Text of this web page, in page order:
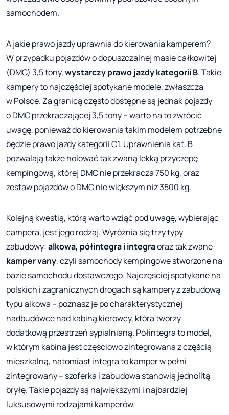
samochodem.
A jakie prawo jazdy uprawnia do kierowania kamperem?
W przypadku pojazdów o dopuszczalnej masie całkowitej
(DMC) 3,5 tony,wystarczy prawo jazdy kategorii B. Takie
kampery to najczęściej spotykane modele, zwłaszcza
w Polsce. Za granicą często dostępne są jednak pojazdy
o DMC przekraczającej 3,5 tony – warto na to zwrócić
uwagę, ponieważ do kierowania takim modelem potrzebne
będzie prawo jazdy kategorii C1. Uprawnienia kat. B
pozwalają także holować tak zwaną lekką przyczepę
kempingową, której DMC nie przekracza 750 kg, oraz
zestaw pojazdów o DMC nie większym niż 3500 kg.
Kolejną kwestią, którą warto wziąć pod uwagę, wybierając
campera, jest jego rodzaj. Wyróżnia się trzy typy
zabudowy:alkowa, półintegra i integraoraz tak zwane
kamper vany, czyli samochody kempingowe stworzone na
bazie samochodu dostawczego. Najczęściej spotykane na
polskich i zagranicznych drogach są kampery z zabudową
typu alkowa – poznasz je po charakterystycznej
nadbudówce nad kabiną kierowcy, która tworzy
dodatkową przestrzeń sypialnianą. Półintegra to model,
w którym kabina jest częściowo zintegrowana z częścią
mieszkalną, natomiast integra to kamper w pełni
zintegrowany – szoferka i zabudowa stanowią jednolitą
bryłę. Takie pojazdy są największymi i najbardziej
luksusowymi rodzajami kamperów.